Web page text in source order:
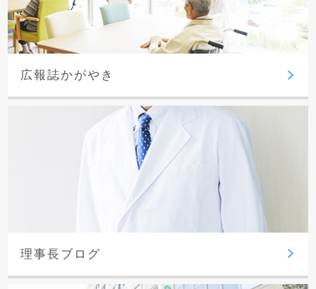
広報誌かがやき
理事長ブログ